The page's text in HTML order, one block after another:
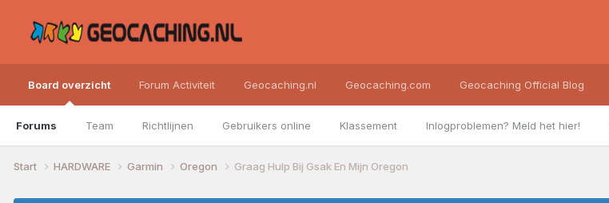
Board overzicht
Forums Team Richtlijnen Gebruikers online Klassement Inlogproblemen? Meld het hier!
Forum Activiteit Geocaching.nl Geocaching.com Geocaching Official Blog
Start HARDWARE Garmin Oregon Graag Hulp Bij Gsak En Mijn Oregon